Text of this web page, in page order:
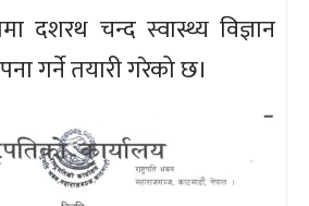
दशरथ चन्द स्वास्थ्य विज्ञान
गर्ने तयारी गरेको छ।